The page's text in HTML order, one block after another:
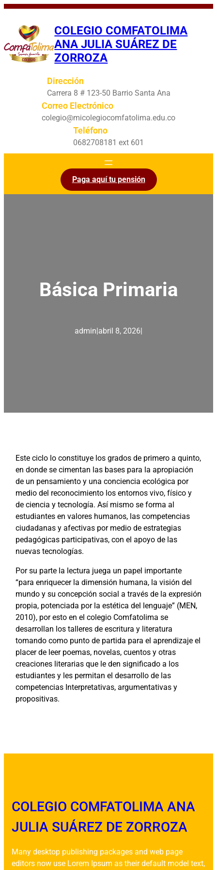
Saltar
contenido
COLEGIO COMFATOLIMA
ANA JULIA SUÁREZ DE
ZORROZA
Dirección
Carrera 8 # 123-50 Barrio Santa Ana
Correo Electrónico
colegio@micolegiocomfatolima.edu.co
Teléfono
0682708181 ext 601
Paga aquí tu pensión
Básica Primaria
admin|abril 8, 2026|
Este ciclo lo constituye los grados de primero a quinto,
en donde se cimentan las bases para la apropiación
de un pensamiento y una conciencia ecológica por
medio del reconocimiento los entornos vivo, físico y
de ciencia y tecnología. Así mismo se forma al
estudiantes en valores humanos, las competencias
ciudadanas y afectivas por medio de estrategias
pedagógicas participativas, con el apoyo de las
nuevas tecnologías.
Por su parte la lectura juega un papel importante
“para enriquecer la dimensión humana, la visión del
mundo y su concepción social a través de la expresión
propia, potenciada por la estética del lenguaje” (MEN,
2010), por esto en el colegio Comfatolima se
desarrollan los talleres de escritura y literatura
tomando como punto de partida para el aprendizaje el
placer de leer poemas, novelas, cuentos y otras
creaciones literarias que le den significado a los
estudiantes y les permitan el desarrollo de las
competencias Interpretativas, argumentativas y
propositivas.
COLEGIO COMFATOLIMA ANA
JULIA SUÁREZ DE ZORROZA
Many desktop publishing packages and web page
editors now use Lorem Ipsum as their default model text,